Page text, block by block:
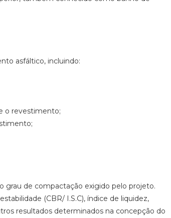
asfáltico, incluindo:
o revestimento;
grau de compactação exigido pelo projeto.
(CBR/ I.S.C), índice de liquidez,
resultados determinados na concepção do